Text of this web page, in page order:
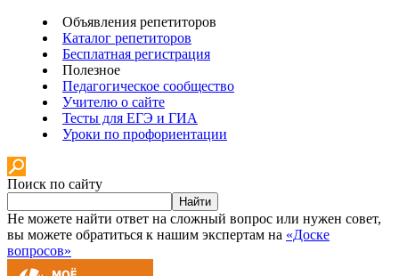
Объявления репетиторов
Каталог репетиторов
Бесплатная регистрация
Полезное
Педагогическое сообщество
Учителю о сайте
Тесты для ЕГЭ и ГИА
Уроки по профориентации
Поиск по сайту
Найти
Не можете найти ответ на сложный вопрос или нужен совет,
вы можете обратиться к нашим экспертам на «Доске
вопросов»